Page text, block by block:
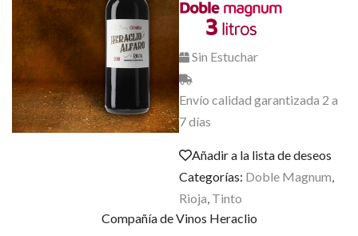
Sin Estuchar
Envío calidad garantizada 2 a
7 días
Añadir a la lista de deseos
Categorías: Doble Magnum,
Rioja, Tinto
Compañía de Vinos Heraclio